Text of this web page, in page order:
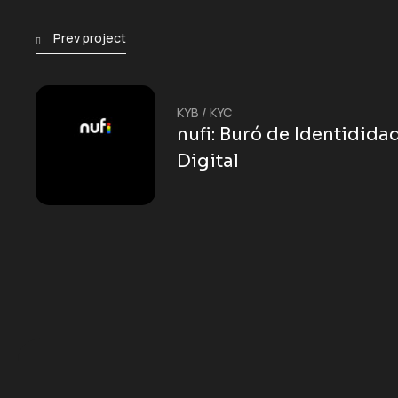
Prev project
KYB / KYC
nufi: Buró de
Digital